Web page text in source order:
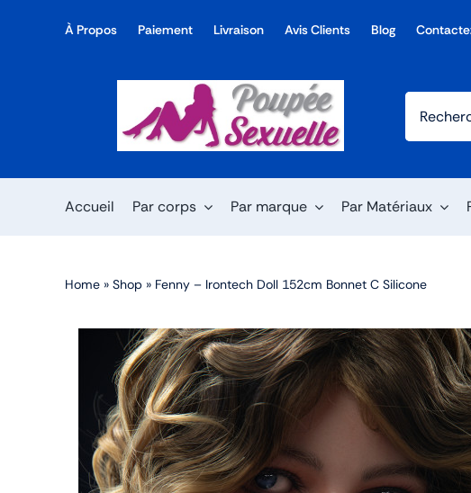
À Propos Paiement Livraison Avis Clients Blog
Accueil Par corps Par marque Par Matériaux
Home » Shop » Fenny – Irontech Doll 152cm Bonnet C Silicone